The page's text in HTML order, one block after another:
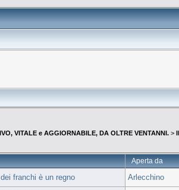
VITALE e AGGIORNABILE, DA OLTRE VENTANNI. >
Aperta da
franchi è un regno Arlecchino